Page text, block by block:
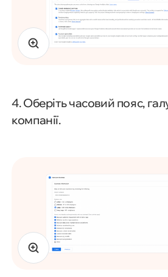
4. Оберіть часовий пояс,
компанії.